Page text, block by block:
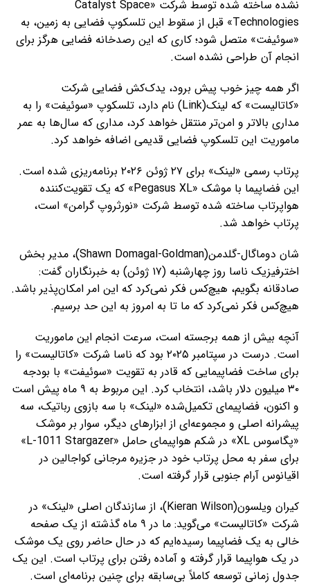
نشده ساخته شده توسط شرکت «Catalyst Space
Technologies» قبل از سقوط این تلسکوپ فضایی به زمین، به
«سوئیفت» متصل شود؛ کاری که این رصدخانه فضایی هرگز برای
انجام آن طراحی نشده است.
اگر همه چیز خوب پیش برود، یدک‌کش فضایی شرکت
«کاتالیست» که لینک(Link) نام دارد، تلسکوپ «سوئیفت» را به
مداری بالاتر و امن‌تر منتقل خواهد کرد، مداری که سال‌ها به عمر
ماموریت این تلسکوپ فضایی قدیمی اضافه خواهد کرد.
پرتاب رسمی «لینک» برای ۲۷ ژوئن ۲۰۲۶ برنامه‌ریزی شده است.
این فضاپیما با موشک «Pegasus XL» که یک تقویت‌کننده
هواپرتاب ساخته شده توسط شرکت «نورثروپ گرامن» است،
پرتاب خواهد شد.
شان دوماگال-گلدمن(Shawn Domagal-Goldman)، مدیر بخش
اخترفیزیک ناسا روز چهارشنبه (۱۷ ژوئن) به خبرنگاران گفت:
صادقانه بگویم، هیچ‌کس فکر نمی‌کرد که این امر امکان‌پذیر باشد.
هیچ‌کس فکر نمی‌کرد که ما تا به امروز به این حد برسیم.
آنچه بیش از همه برجسته است، سرعت انجام این ماموریت
است. درست در سپتامبر ۲۰۲۵ بود که ناسا شرکت «کاتالیست» را
برای ساخت فضاپیمایی که قادر به تقویت «سوئیفت» با بودجه
۳۰ میلیون دلار باشد، انتخاب کرد. این مربوط به ۹ ماه پیش است
و اکنون، فضاپیمای تکمیل‌شده‌ «لینک» با سه بازوی رباتیک، سه
پیشرانه‌ اصلی و مجموعه‌ای از ابزارهای دیگر، سوار بر موشک
«پگاسوس XL» در شکم هواپیمای حامل «L-1011 Stargazer»
برای سفر به محل پرتاب خود در جزیره‌ مرجانی کواجالین در
اقیانوس آرام جنوبی قرار گرفته است.
کیران ویلسون(Kieran Wilson)، از سازندگان اصلی «لینک» در
شرکت «کاتالیست» می‌گوید: ما در ۹ ماه گذشته از یک صفحه‌
خالی به یک فضاپیما رسیده‌ایم که در حال حاضر روی یک موشک
در یک هواپیما قرار گرفته و آماده‌ رفتن برای پرتاب است. این یک
جدول زمانی توسعه‌ کاملاً بی‌سابقه برای چنین برنامه‌ای است.